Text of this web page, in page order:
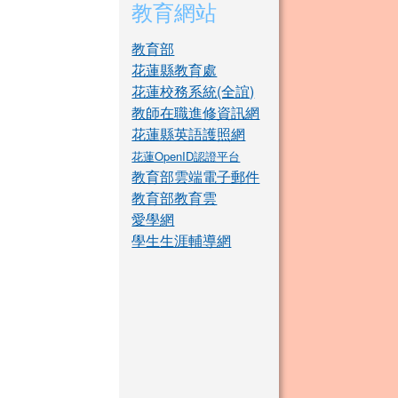
教育網站
教育部
花蓮縣教育處
花蓮校務系統(全誼)
教師在職進修資訊網
花蓮縣英語護照網
花蓮OpenID認證平台
教育部雲端電子郵件
教育部教育雲
愛學網
學生生涯輔導網